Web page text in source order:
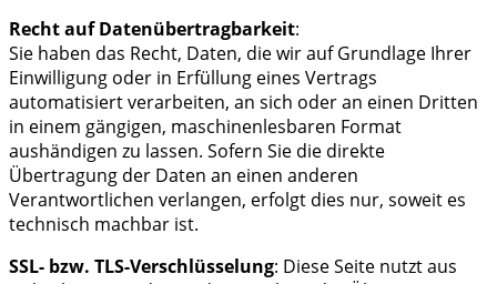
Recht auf Datenübertragbarkeit:
Sie haben das Recht, Daten, die wir auf Grundlage Ihrer
Einwilligung oder in Erfüllung eines Vertrags
automatisiert verarbeiten, an sich oder an einen Dritten
in einem gängigen, maschinenlesbaren Format
aushändigen zu lassen. Sofern Sie die direkte
Übertragung der Daten an einen anderen
Verantwortlichen verlangen, erfolgt dies nur, soweit es
technisch machbar ist.
SSL- bzw. TLS-Verschlüsselung: Diese Seite nutzt aus